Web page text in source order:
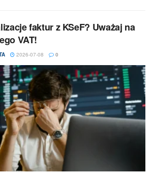
faktur z KSeF? Uważaj na
VAT!
2026-07-08 0